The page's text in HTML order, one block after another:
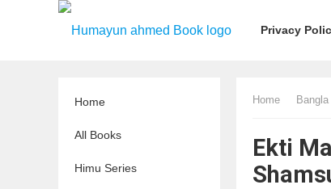
Privacy
Home
All Books
Himu Series
Home Bangla
Ekti